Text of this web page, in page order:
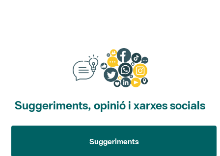
Suggeriments, opinió i xarxes socials
Suggeriments